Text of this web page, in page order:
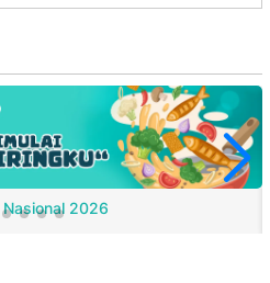
Nasional 2026